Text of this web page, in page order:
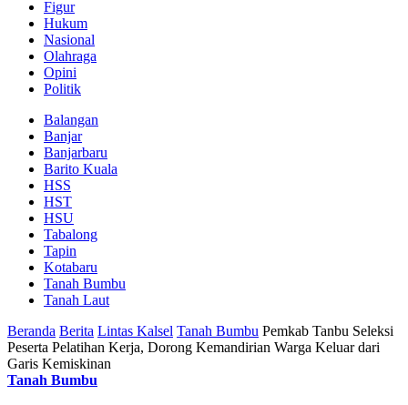
Figur
Hukum
Nasional
Olahraga
Opini
Politik
Balangan
Banjar
Banjarbaru
Barito Kuala
HSS
HST
HSU
Tabalong
Tapin
Kotabaru
Tanah Bumbu
Tanah Laut
Beranda Berita Lintas Kalsel Tanah Bumbu Pemkab Tanbu Seleksi
Peserta Pelatihan Kerja, Dorong Kemandirian Warga Keluar dari
Garis Kemiskinan
Tanah Bumbu